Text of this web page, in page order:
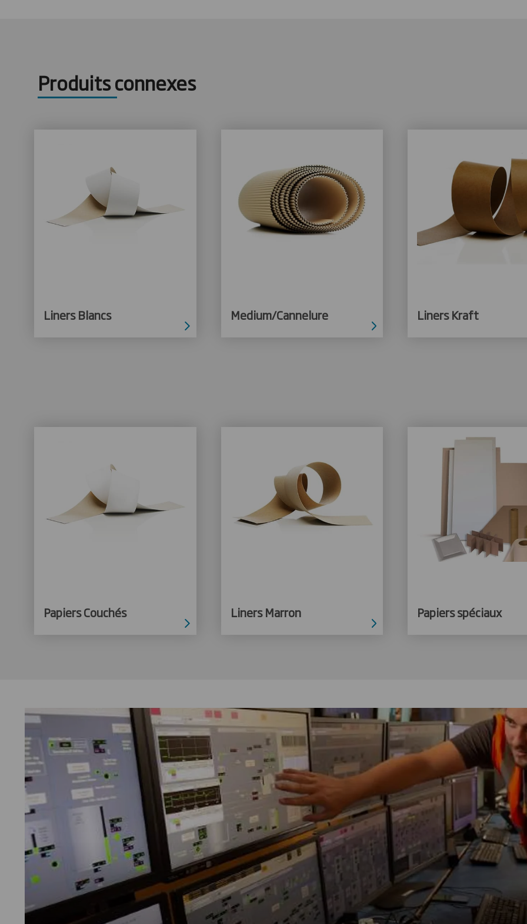
Produits connexes
Liners Blancs Medium/Cannelure Liners Kraft
Papiers Couchés Liners Marron Papiers spéciaux